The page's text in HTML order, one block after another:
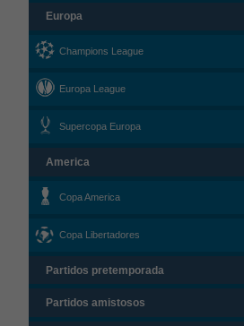
Europa
Champions League
Europa League
Supercopa Europa
America
Copa America
Copa Libertadores
Partidos pretemporada
Partidos amistosos